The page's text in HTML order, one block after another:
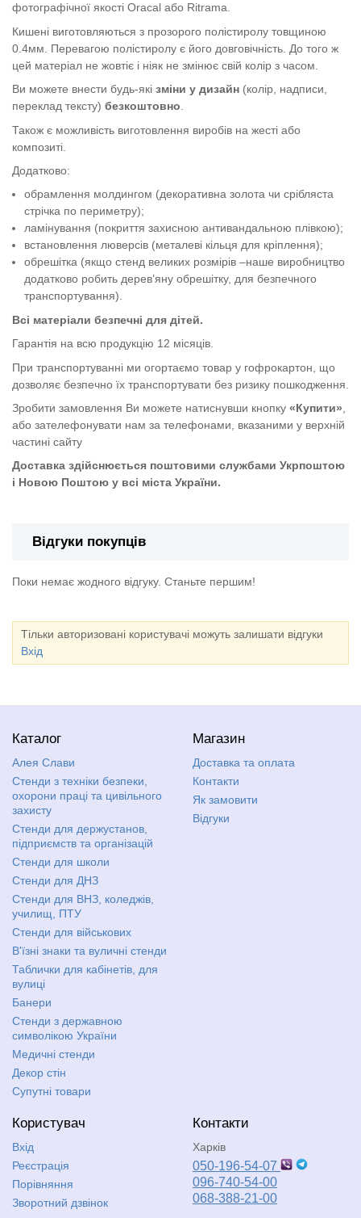
фотографічної якості Oracal або Ritrama.
Кишені виготовляються з прозорого полістиролу товщиною
0.4мм. Перевагою полістиролу є його довговічність. До того ж
цей матеріал не жовтіє і ніяк не змінює свій колір з часом.
Ви можете внести будь-які зміни у дизайн (колір, надписи,
переклад тексту) безкоштовно.
Також є можливість виготовлення виробів на жесті або
композиті.
Додатково:
обрамлення молдингом (декоративна золота чи срібляста
стрічка по периметру);
ламінування (покриття захисною антивандальною плівкою);
встановлення люверсів (металеві кільця для кріплення);
обрешітка (якщо стенд великих розмірів –наше виробництво
додатково робить дерев’яну обрешітку, для безпечного
транспортування).
Всі матеріали безпечні для дітей.
Гарантія на всю продукцію 12 місяців.
При транспортуванні ми огортаємо товар у гофрокартон, що
дозволяє безпечно їх транспортувати без ризику пошкодження.
Зробити замовлення Ви можете натиснувши кнопку «Купити»
або зателефонувати нам за телефонами, вказаними у верхній
частині сайту
Доставка здійснюється поштовими службами Укрпоштою
і Новою Поштою у всі міста України.
Відгуки покупців
Поки немає жодного відгуку. Станьте першим!
Тільки авторизовані користувачі можуть залишати відгуки
Вхід
Каталог
Алея Слави
Стенди з техніки безпеки,
охорони праці та цивільного
захисту
Стенди для держустанов,
підприємств та організацій
Стенди для школи
Стенди для ДНЗ
Стенди для ВНЗ, коледжів,
училищ, ПТУ
Стенди для військових
В'їзні знаки та вуличні стенди
Таблички для кабінетів, для
вулиці
Банери
Стенди з державною
символікою України
Медичні стенди
Декор стін
Супутні товари
Магазин
Доставка та оплата
Контакти
Як замовити
Відгуки
Користувач
Вхід
Реєстрація
Порівняння
Зворотний дзвінок
Контакти
Харків
050-196-54-07
096-740-54-00
068-388-21-00